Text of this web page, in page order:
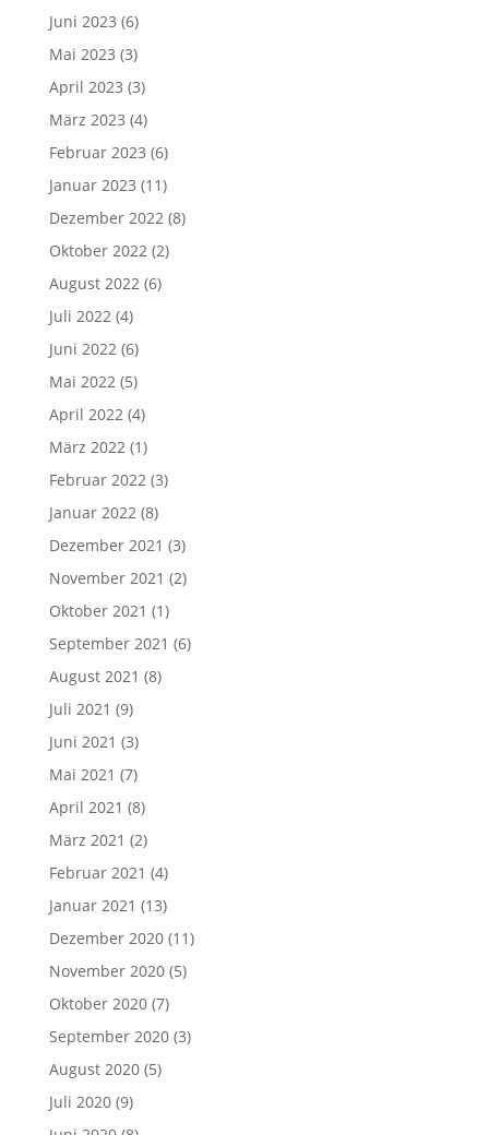
Juni 2023 (6)
Mai 2023 (3)
April 2023 (3)
März 2023 (4)
Februar 2023 (6)
Januar 2023 (11)
Dezember 2022(8)
Oktober 2022(2)
August 2022(6)
Juli 2022(4)
Juni 2022(6)
Mai 2022(5)
April 2022(4)
März 2022(1)
Februar 2022(3)
Januar 2022(8)
Dezember 2021 (3)
November 2021 (2)
Oktober 2021 (1)
September 2021 (6)
August 2021 (8)
Juli 2021 (9)
Juni 2021 (3)
Mai 2021 (7)
April 2021 (8)
März 2021 (2)
Februar 2021 (4)
Januar 2021 (13)
Dezember 2020(11)
November 2020(5)
Oktober 2020(7)
September 2020(3)
August 2020(5)
Juli 2020(9)